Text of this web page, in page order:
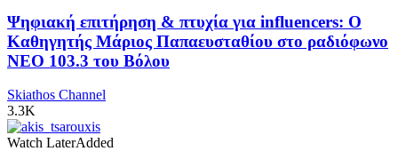
Ψηφιακή επιτήρηση & πτυχία για influencers: Ο
Καθηγητής Μάριος Παπαευσταθίου στο ραδιόφωνο
NEO 103.3 του Βόλου
Skiathos Channel
3.3K
Watch LaterAdded